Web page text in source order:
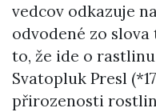
vedcov odkazuje
odvodené zo
to, že ide o
Svatopluk Presl
přirozenosti